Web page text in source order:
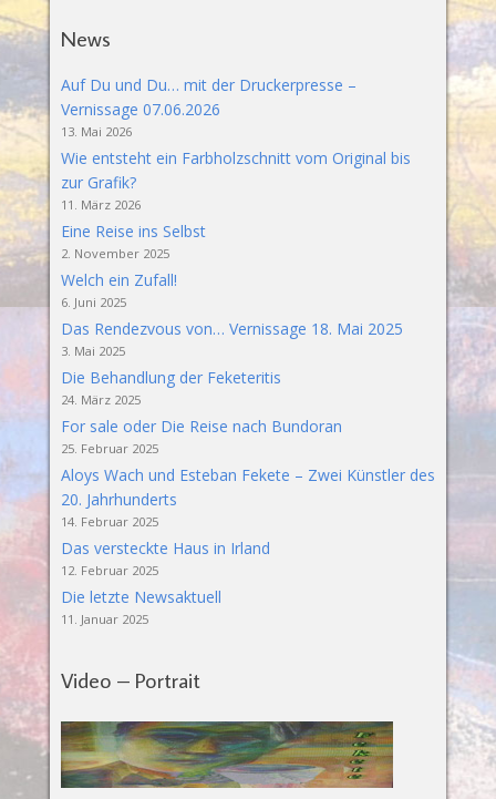
News
Auf Du und Du… mit der Druckerpresse –
Vernissage 07.06.2026
13. Mai 2026
Wie entsteht ein Farbholzschnitt vom Original bis
zur Grafik?
11. März 2026
Eine Reise ins Selbst
2. November 2025
Welch ein Zufall!
6. Juni 2025
Das Rendezvous von… Vernissage 18. Mai 2025
3. Mai 2025
Die Behandlung der Feketeritis
24. März 2025
For sale oder Die Reise nach Bundoran
25. Februar 2025
Aloys Wach und Esteban Fekete – Zwei Künstler des
20. Jahrhunderts
14. Februar 2025
Das versteckte Haus in Irland
12. Februar 2025
Die letzte Newsaktuell
11. Januar 2025
Video – Portrait